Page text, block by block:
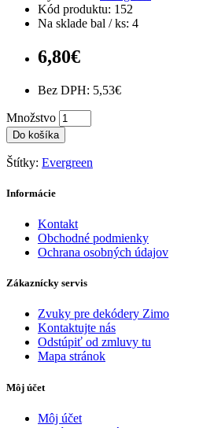
Kód produktu: 152
Na sklade bal / ks: 4
6,80€
Bez DPH: 5,53€
Množstvo
Do košíka
Štítky: Evergreen
Informácie
Kontakt
Obchodné podmienky
Ochrana osobných údajov
Zákaznícky servis
Zvuky pre dekódery Zimo
Kontaktujte nás
Odstúpiť od zmluvy tu
Mapa stránok
Môj účet
Môj účet